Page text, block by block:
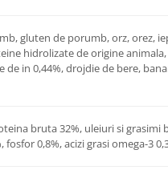
gluten de porumb, orz, orez,
hidrolizate de origine
de in 0,44%, drojdie de bere,
bruta 32%, uleiuri si grasimi
0,8%, acizi grasi omega-3